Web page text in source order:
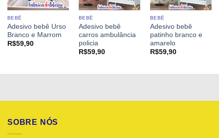
BEBÊ
Adesivo bebê Urso
Branco e Marrom
R$59,90
BEBÊ
Adesivo bebê
carros ambulância
policia
R$59,90
BEBÊ
Adesivo bebê
patinho branco e
amarelo
R$59,90
SOBRE NÓS